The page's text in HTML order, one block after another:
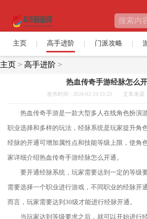
主页 高手进阶 门派攻略
主页 > 高手进阶 >
热血传奇手游经脉怎么
发布时间 : 2024-02-20 13:23 文章来源
热血传奇手游是一款大型多人在线角色扮演
职业选择和多样的玩法，经脉系统是玩家提升角
经脉的开通可增加属性点和技能等级上限，使角
家详细介绍热血传奇手游经脉怎么开通。
要开通经脉系统，玩家需要达到一定的等级
需要选择一个职业进行游戏，不同职业的经脉开
而言，玩家需要达到30级才能进行经脉开通。
当玩家达到等级要求之后，就可以开始进行